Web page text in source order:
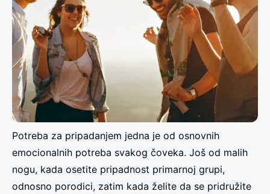
Potreba za pripadanjem jedna je od osnovnih
emocionalnih potreba svakog čoveka. Još od malih
nogu, kada osetite pripadnost primarnoj grupi,
odnosno porodici, zatim kada želite da se pridružite